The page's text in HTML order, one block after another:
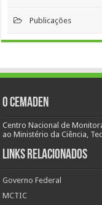
Publicações
O Cemaden
Centro Nacional de
ao Ministério da Ciência,
Links Relacionados
Governo Federal
MCTIC